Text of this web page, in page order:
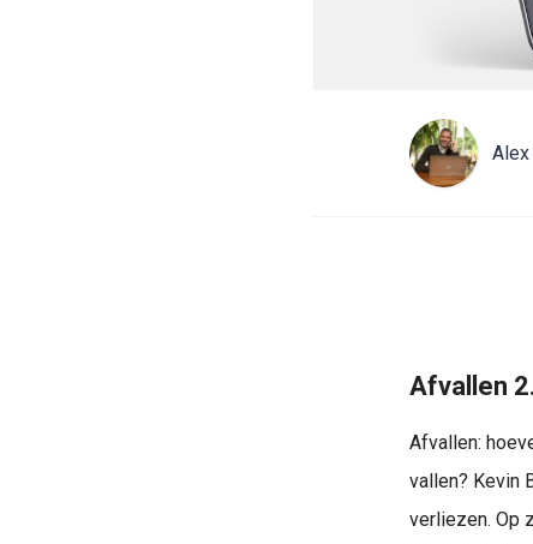
Alex
Afvallen
Afvallen:
vallen? Kevin
verliezen. Op